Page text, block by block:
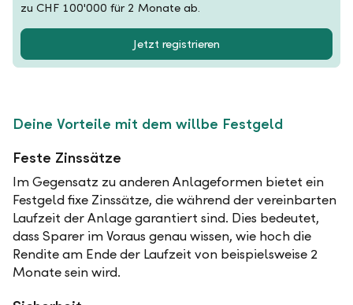
zu CHF 100'000 für 2 Monate ab.
Jetzt registrieren
Deine Vorteile mit dem willbe Festgeld
Feste Zinssätze
Im Gegensatz zu anderen Anlageformen bietet ein
Festgeld fixe Zinssätze, die während der vereinbarten
Laufzeit der Anlage garantiert sind. Dies bedeutet,
dass Sparer im Voraus genau wissen, wie hoch die
Rendite am Ende der Laufzeit von beispielsweise 2
Monate sein wird.